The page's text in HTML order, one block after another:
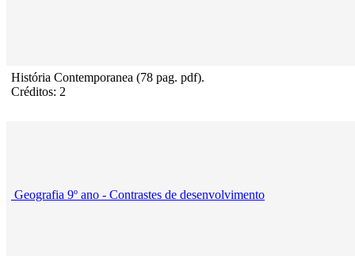
História Contemporanea (78 pag. pdf).
Créditos: 2
Geografia 9º ano - Contrastes de desenvolvimento